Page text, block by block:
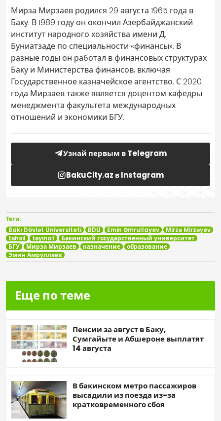
Мирза Мирзаев родился 29 августа 1965 года в
Баку. В 1989 году он окончил Азербайджанский
институт народного хозяйства имени Д.
Буниатзаде по специальности «финансы». В
разные годы он работал в финансовых структурах
Баку и Министерства финансов, включая
Государственное казначейское агентство. С 2020
года Мирзаев также является доцентом кафедры
менеджмента факультета международных
отношений и экономики БГУ.
Узнай первым в Telegram
BakuCity.az в Instagram
Теги:
Bakı Dövlət Universiteti
BDU Emin Əmrullayev
Mirzə Mirzəyev
təhsil
təyinat
Бакинский государственный университет
БГУ
Мирза Мирзаев назначение
образование
Эмин Амруллаев
Еще по теме
Пенсии за август в Баку,
Сумгайыте и Абшероне выплатят
14 августа
В бакинском метро пассажиров
высадили из поезда из-за
кратковременного сбоя